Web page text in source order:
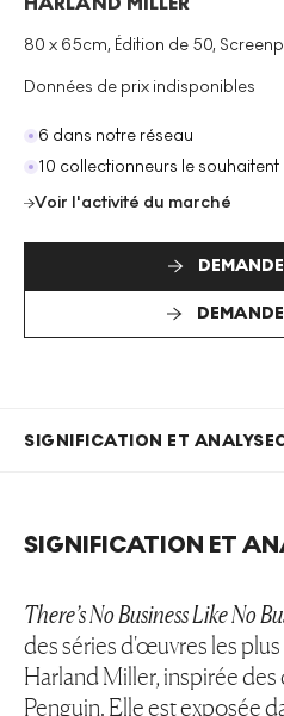
80 x 65cm, Édition de 50,
Technique : Screenprint
Taille De L'édition: 50
Taille: H 80cm X W 65cm
Signé: Oui
Données de prix indisponibles
6 dans notre réseau
10 collectionneurs le souhaitent
Voir l'activité du marché
SIGNIFICATION ET ANALYSE
SIGNIFICATION ET
There’s No Business Like No
des séries d'œuvres les
Harland Miller, inspirée
Penguin. Elle est exposée